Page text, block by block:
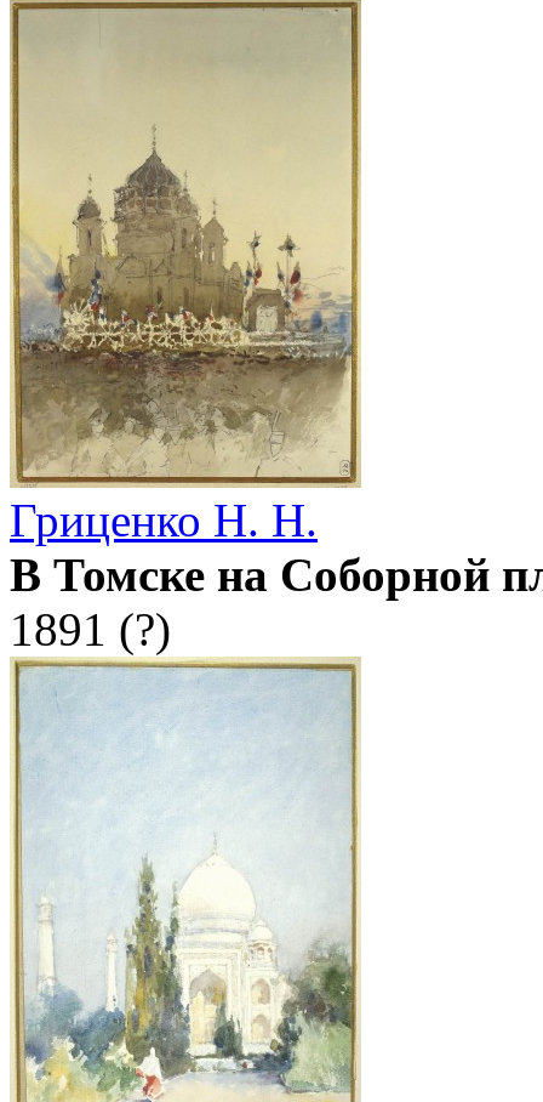
Гриценко Н. Н.
В Томске на Соборной
1891 (?)